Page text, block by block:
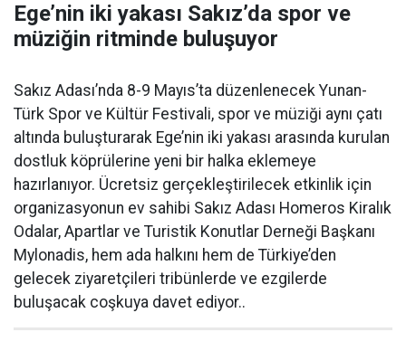
Ege’nin iki yakası Sakız’da spor ve
müziğin ritminde buluşuyor
Sakız Adası’nda 8-9 Mayıs’ta düzenlenecek Yunan-
Türk Spor ve Kültür Festivali, spor ve müziği aynı çatı
altında buluşturarak Ege’nin iki yakası arasında kurulan
dostluk köprülerine yeni bir halka eklemeye
hazırlanıyor. Ücretsiz gerçekleştirilecek etkinlik için
organizasyonun ev sahibi Sakız Adası Homeros Kiralık
Odalar, Apartlar ve Turistik Konutlar Derneği Başkanı
Mylonadis, hem ada halkını hem de Türkiye’den
gelecek ziyaretçileri tribünlerde ve ezgilerde
buluşacak coşkuya davet ediyor..